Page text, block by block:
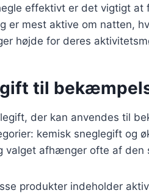
effektivt er det vigtigt at
er mest aktive om natten,
højde for deres
til
der kan anvendes til
kemisk sneglegift og
valget afhænger ofte af den
produkter indeholder